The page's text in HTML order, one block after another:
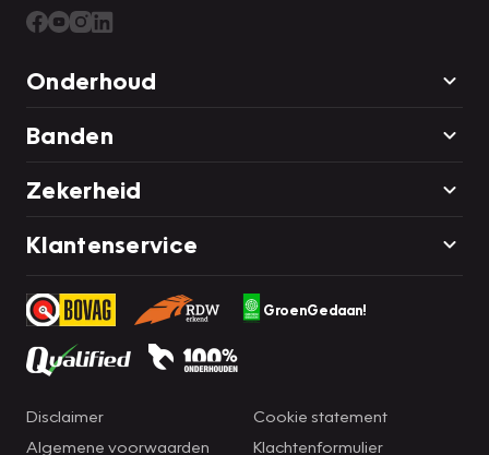
Onderhoud
Banden
Zekerheid
Klantenservice
GroenGedaan!
Disclaimer
Algemene voorwaarden
Cookie statement
Klachtenformulier